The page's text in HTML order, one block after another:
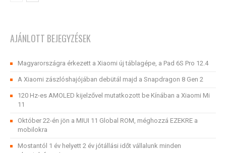
AJÁNLOTT BEJEGYZÉSEK
Magyarországra érkezett a Xiaomi új táblagépe, a Pad 6S Pro 12.4
A Xiaomi zászlóshajójában debütál majd a Snapdragon 8 Gen 2
120 Hz-es AMOLED kijelzővel mutatkozott be Kínában a Xiaomi Mi
11
Október 22-én jön a MIUI 11 Global ROM, méghozzá EZEKRE a
mobilokra
Mostantól 1 év helyett 2 év jótállási időt vállalunk minden